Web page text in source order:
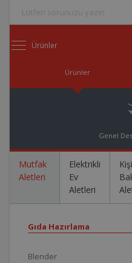
Ürünler
Ürünler
Genel
Mutfak
Aletleri
Elektrikli
Ev
Aletleri
Gıda Hazırlama
Blender